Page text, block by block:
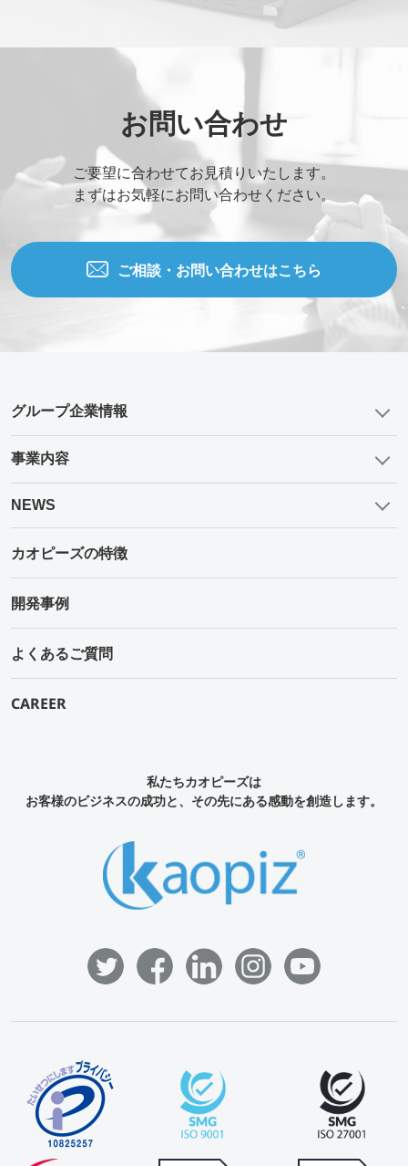
お問い合わせ
ご要望に合わせてお見積りいたします。
まずはお気軽にお問い合わせください。
ご相談・お問い合わせはこちら
グループ企業情報
事業内容
NEWS
カオピーズの特徴
開発事例
よくあるご質問
CAREER
私たちカオピーズは
お客様のビジネスの成功と、その先にある感動を創造します。